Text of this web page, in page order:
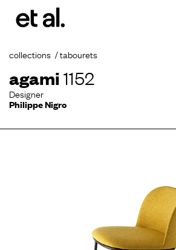
collections tabourets
agami1152
Designer
Philippe Nigro